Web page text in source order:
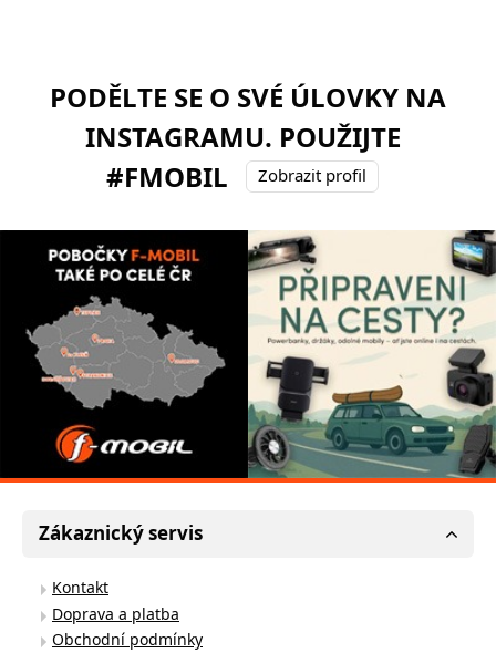
PODĚLTE SE O SVÉ ÚLOVKY NA
INSTAGRAMU. POUŽIJTE
#FMOBIL
Zobrazit profil
Zákaznický servis
Kontakt
Doprava a platba
Obchodní podmínky